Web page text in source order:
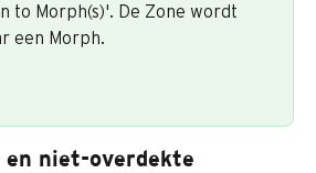
to Morph(s)'. De Zone wordt
een Morph.
en niet-overdekte